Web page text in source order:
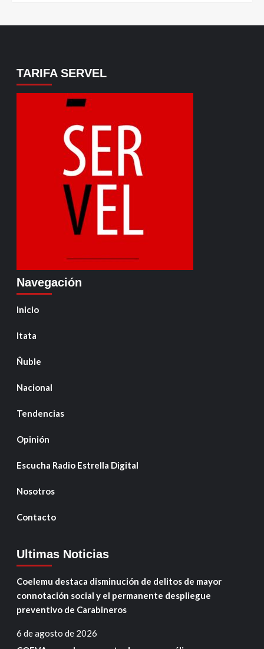
TARIFA SERVEL
Navegación
Inicio
Itata
Ñuble
Nacional
Tendencias
Opinión
Escucha Radio Estrella Digital
Nosotros
Contacto
Ultimas Noticias
Coelemu destaca disminución de delitos de mayor
connotación social y el permanente despliegue
preventivo de Carabineros
6 de agosto de 2026